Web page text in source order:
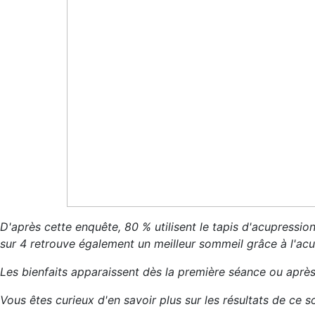
D'après cette enquête, 80 % utilisent le tapis
sur 4 retrouve également un meilleur sommeil grâce à
Les bienfaits apparaissent dès la première séance ou
Vous êtes curieux d'en savoir plus sur les résultats de ce